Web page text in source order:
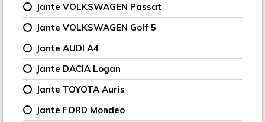
Jante VOLKSWAGEN Passat
Jante VOLKSWAGEN Golf 5
Jante AUDI A4
Jante DACIA Logan
Jante TOYOTA Auris
Jante FORD Mondeo